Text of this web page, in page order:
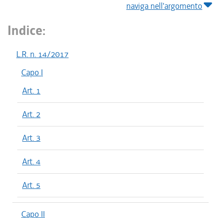
naviga nell'argomento
Indice:
L.R. n. 14/2017
Capo I
Art. 1
Art. 2
Art. 3
Art. 4
Art. 5
Capo II